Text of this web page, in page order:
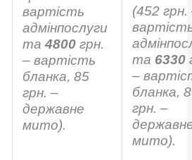
вартість
адмінпослуги
та4800грн.
– вартість
бланка, 85
грн. –
державне
мито).
(452 грн.
та 6330
–
бланка,
грн. –
мито).